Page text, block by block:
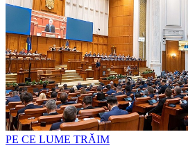
PE CE LUME TRĂIM